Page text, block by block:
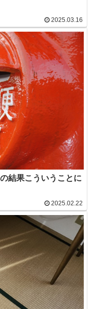
2025.03.16
結果こういうことに
2025.02.22